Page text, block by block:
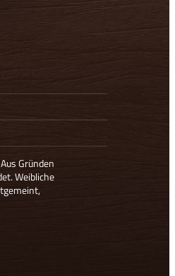
Gründen
Weibliche